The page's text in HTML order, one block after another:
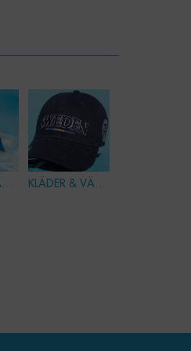
VYKORT, MÄRKEN & PINS KLÄDER & VÄSKOR